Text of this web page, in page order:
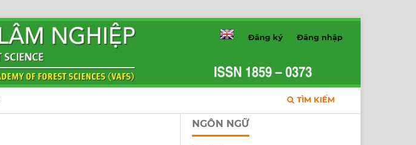
TÌM KIẾM
Đăng ký Đăng nhập
NGÔN NGỮ